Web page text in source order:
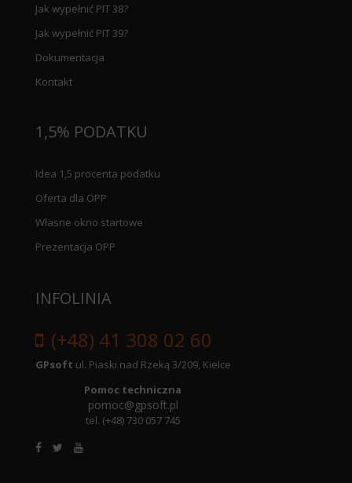
Jak wypełnić PIT 38?
Jak wypełnić PIT 39?
Dokumentacja
Kontakt
1,5% PODATKU
Idea 1,5 procenta podatku
Oferta dla OPP
Własne okno startowe
Prezentacja OPP
INFOLINIA
(+48) 41 308 02 60
GPsoft ul. Piaski nad Rzeką 3/209, Kielce
Pomoc techniczna
pomoc@gpsoft.pl
tel. (+48) 730 057 745